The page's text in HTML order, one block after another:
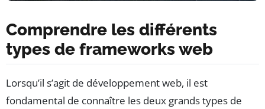
Comprendre les différents
types de frameworks web
Lorsqu’il s’agit de développement web, il est
fondamental de connaître les deux grands types de